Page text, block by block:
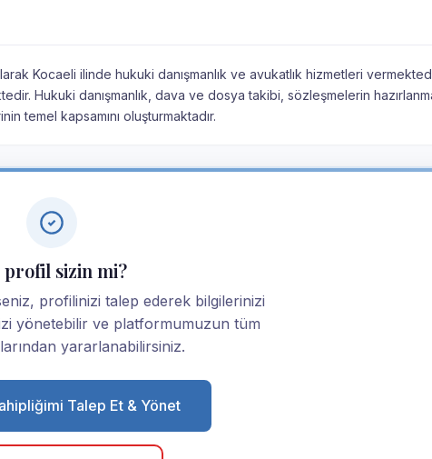
Kocaeli ilinde hukuki danışmanlık ve avukatlık hizmetleri
Hukuki danışmanlık, dava ve dosya takibi, sözleşmelerin
temel kapsamını oluşturmaktadır.
profil sizin mi?
profilinizi talep ederek bilgilerinizi
yönetebilir ve platformumuzun tüm
yararlanabilirsiniz.
Talep Et & Yönet